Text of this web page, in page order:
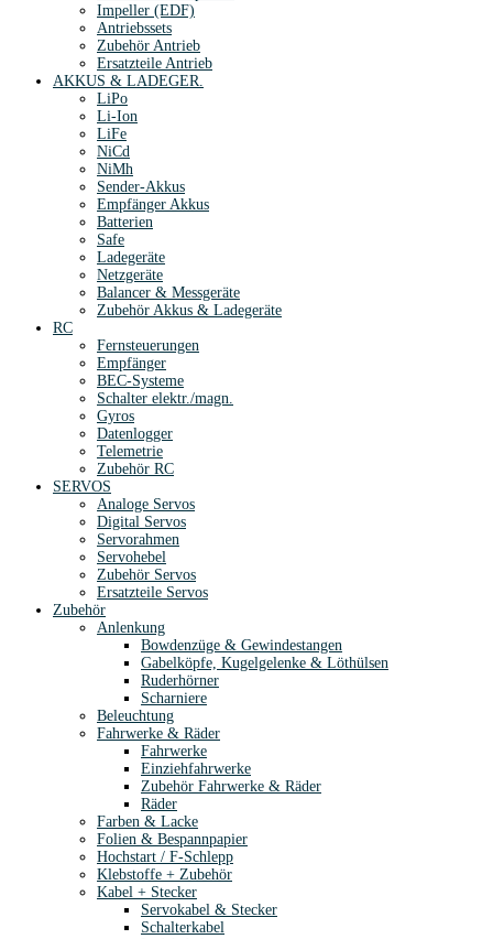
Impeller (EDF)
Antriebssets
Zubehör Antrieb
Ersatzteile Antrieb
AKKUS & LADEGER.
LiPo
Li-Ion
LiFe
NiCd
NiMh
Sender-Akkus
Empfänger Akkus
Batterien
Safe
Ladegeräte
Netzgeräte
Balancer & Messgeräte
Zubehör Akkus & Ladegeräte
RC
Fernsteuerungen
Empfänger
BEC-Systeme
Schalter elektr./magn.
Gyros
Datenlogger
Telemetrie
Zubehör RC
SERVOS
Analoge Servos
Digital Servos
Servorahmen
Servohebel
Zubehör Servos
Ersatzteile Servos
Zubehör
Anlenkung
Bowdenzüge & Gewindestangen
Gabelköpfe, Kugelgelenke & Löthülsen
Ruderhörner
Scharniere
Beleuchtung
Fahrwerke & Räder
Fahrwerke
Einziehfahrwerke
Zubehör Fahrwerke & Räder
Räder
Farben & Lacke
Folien & Bespannpapier
Hochstart / F-Schlepp
Klebstoffe + Zubehör
Kabel + Stecker
Servokabel & Stecker
Schalterkabel